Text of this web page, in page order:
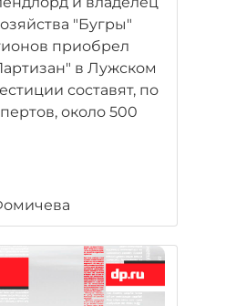
"Бугры"
приобрел
в Лужском
составят, по
около 500